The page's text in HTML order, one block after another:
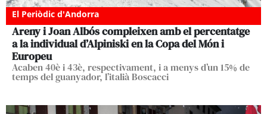
El Periòdic d'Andorra
Areny i Joan Albós compleixen amb el percentatge
a la individual d’Alpiniski en la Copa del Món i
Europeu
Acaben 40è i 43è, respectivament, i a menys d’un 15% de
temps del guanyador, l’italià Boscacci